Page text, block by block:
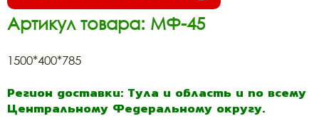
Артикул товара: МФ-45
1500*400*785
Регион доставки: Тула и область и по всему
Центральному Федеральному округу.